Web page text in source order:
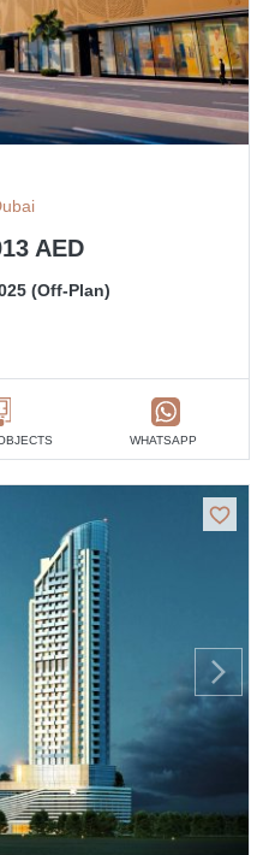
AED
(Off-Plan)
WHATSAPP